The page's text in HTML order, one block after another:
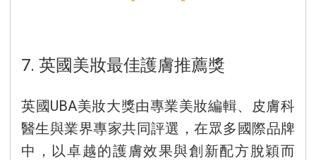
7. 英國美妝最佳護膚推薦獎
英國UBA美妝大獎由專業美妝編輯、皮膚科
醫生與業界專家共同評選，在眾多國際品牌
中，以卓越的護膚效果與創新配方脫穎而